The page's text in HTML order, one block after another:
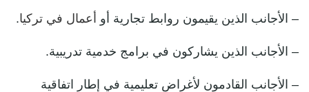
– الأجانب الذين يقيمون روابط تجارية أو أعمال في تركيا.
– الأجانب الذين يشاركون في برامج خدمية تدريبية.
– الأجانب القادمون لأغراض تعليمية في إطار اتفاقية